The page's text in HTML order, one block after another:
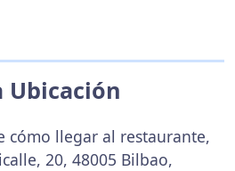
Ubicación
cómo llegar al restaurante,
20, 48005 Bilbao,